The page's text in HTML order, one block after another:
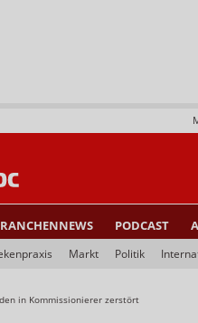
PODCAST
Markt Politik
in Kommissionierer zerstört